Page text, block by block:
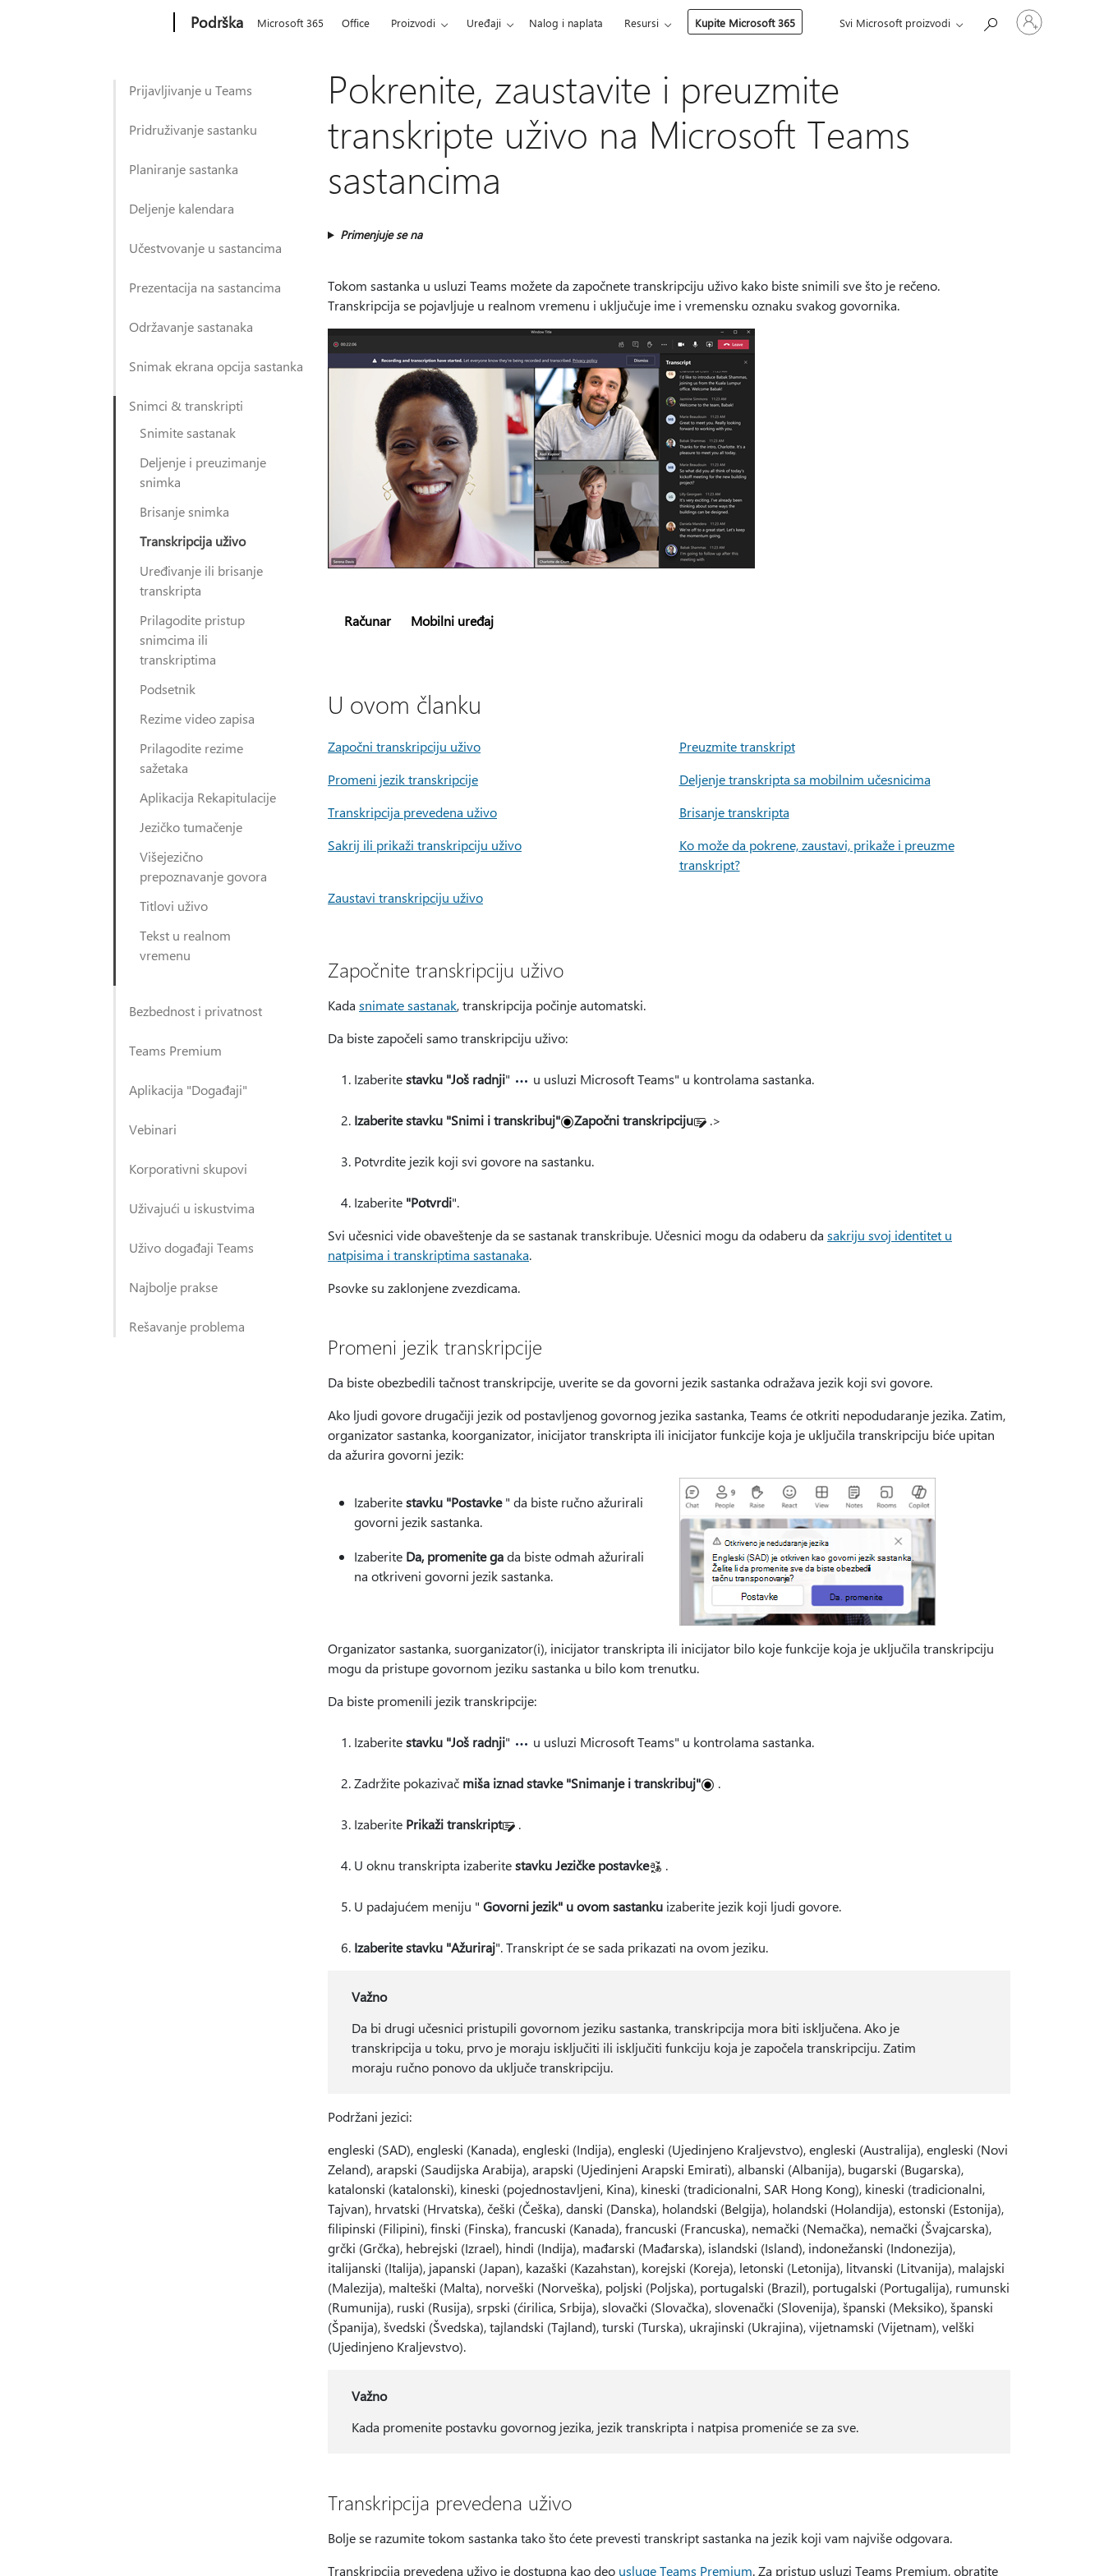
Podrška Microsoft 365 Office Proizvodi Uređaji Nalog i naplata Resursi Kupite Microsoft 365 Svi Microsoft proizvodi
Prijavite
se
Prijavljivanje u Teams
Pridruživanje sastanku
Planiranje sastanka
Deljenje kalendara
Učestvovanje u sastancima
Prezentacija na sastancima
Održavanje sastanaka
Snimak ekrana opcija sastanka
Snimci & transkripti
Snimite sastanak
Deljenje i preuzimanje
snimka
Brisanje snimka
Transkripcija uživo
Uređivanje ili brisanje
transkripta
Prilagodite pristup
snimcima ili
transkriptima
Podsetnik
Rezime video zapisa
Prilagodite rezime
sažetaka
Aplikacija Rekapitulacije
Jezičko tumačenje
Višejezično
prepoznavanje govora
Titlovi uživo
Tekst u realnom
vremenu
Bezbednost i privatnost
Teams Premium
Aplikacija "Događaji"
Vebinari
Korporativni skupovi
Uživajući u iskustvima
Uživo događaji Teams
Najbolje prakse
Rešavanje problema
Pokrenite, zaustavite i preuzmite
transkripte uživo na Microsoft Teams
sastancima
Primenjuje se na
Tokom sastanka u usluzi Teams možete da započnete transkripciju uživo kako biste snimili sve što je rečeno.
Transkripcija se pojavljuje u realnom vremenu i uključuje ime i vremensku oznaku svakog govornika.
Računar Mobilni uređaj
U ovom članku
Započni transkripciju uživo
Preuzmite transkript
Promeni jezik transkripcije
Deljenje transkripta sa mobilnim učesnicima
Transkripcija prevedena uživo
Brisanje transkripta
Sakrij ili prikaži transkripciju uživo
Ko može da pokrene, zaustavi, prikaže i preuzme
transkript?
Zaustavi transkripciju uživo
Započnite transkripciju uživo
Kada snimate sastanak, transkripcija počinje automatski.
Da biste započeli samo transkripciju uživo:
Izaberitestavku "Još radnji" u usluzi Microsoft Teams" u kontrolama sastanka.
Izaberite stavku "Snimi i transkribuj" Započni transkripciju .>
Potvrdite jezik koji svi govore na sastanku.
Izaberite "Potvrdi".
Svi učesnici vide obaveštenje da se sastanak transkribuje. Učesnici mogu da odaberu da sakriju svoj identitet u
natpisima i transkriptima sastanaka.
Psovke su zaklonjene zvezdicama.
Promeni jezik transkripcije
Da biste obezbedili tačnost transkripcije, uverite se da govorni jezik sastanka odražava jezik koji svi govore.
Ako ljudi govore drugačiji jezik od postavljenog govornog jezika sastanka, Teams će otkriti nepodudaranje jezika. Zatim,
organizator sastanka, koorganizator, inicijator transkripta ili inicijator funkcije koja je uključila transkripciju biće upitan
da ažurira govorni jezik:
Izaberitestavku "Postavke" da biste ručno ažurirali
govorni jezik sastanka.
Izaberite Da, promenite gada biste odmah ažurirali
na otkriveni govorni jezik sastanka.
Organizator sastanka, suorganizator(i), inicijator transkripta ili inicijator bilo koje funkcije koja je uključila transkripciju
mogu da pristupe govornom jeziku sastanka u bilo kom trenutku.
Da biste promenili jezik transkripcije:
Izaberitestavku "Još radnji" u usluzi Microsoft Teams" u kontrolama sastanka.
Zadržite pokazivač miša iznad stavke "Snimanje i transkribuj" .
Izaberite Prikaži transkript .
U oknu transkripta izaberitestavku Jezičke postavke .
U padajućem meniju " Govorni jezik" u ovom sastanku izaberite jezik koji ljudi govore.
Izaberite stavku "Ažuriraj". Transkript će se sada prikazati na ovom jeziku.
Važno
Da bi drugi učesnici pristupili govornom jeziku sastanka, transkripcija mora biti isključena. Ako je
transkripcija u toku, prvo je moraju isključiti ili isključiti funkciju koja je započela transkripciju. Zatim
moraju ručno ponovo da uključe transkripciju.
Podržani jezici:
engleski (SAD), engleski (Kanada), engleski (Indija), engleski (Ujedinjeno Kraljevstvo), engleski (Australija), engleski (Novi
Zeland), arapski (Saudijska Arabija), arapski (Ujedinjeni Arapski Emirati), albanski (Albanija), bugarski (Bugarska),
katalonski (katalonski), kineski (pojednostavljeni, Kina), kineski (tradicionalni, SAR Hong Kong), kineski (tradicionalni,
Tajvan), hrvatski (Hrvatska), češki (Češka), danski (Danska), holandski (Belgija), holandski (Holandija), estonski (Estonija),
filipinski (Filipini), finski (Finska), francuski (Kanada), francuski (Francuska), nemački (Nemačka), nemački (Švajcarska),
grčki (Grčka), hebrejski (Izrael), hindi (Indija), mađarski (Mađarska), islandski (Island), indonežanski (Indonezija),
italijanski (Italija), japanski (Japan), kazaški (Kazahstan), korejski (Koreja), letonski (Letonija), litvanski (Litvanija), malajski
(Malezija), malteški (Malta), norveški (Norveška), poljski (Poljska), portugalski (Brazil), portugalski (Portugalija), rumunski
(Rumunija), ruski (Rusija), srpski (ćirilica, Srbija), slovački (Slovačka), slovenački (Slovenija), španski (Meksiko), španski
(Španija), švedski (Švedska), tajlandski (Tajland), turski (Turska), ukrajinski (Ukrajina), vijetnamski (Vijetnam), velški
(Ujedinjeno Kraljevstvo).
Važno
Kada promenite postavku govornog jezika, jezik transkripta i natpisa promeniće se za sve.
Transkripcija prevedena uživo
Bolje se razumite tokom sastanka tako što ćete prevesti transkript sastanka na jezik koji vam najviše odgovara.
Transkripcija prevedena uživo je dostupna kao deo usluge Teams Premium. Za pristup usluzi Teams Premium, obratite